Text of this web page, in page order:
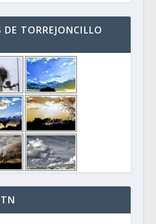
TORREJONCILLO